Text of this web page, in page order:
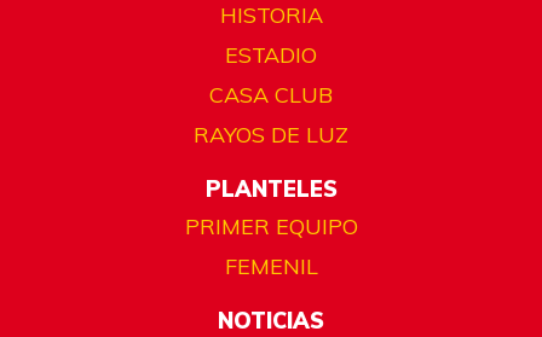
HISTORIA
ESTADIO
CASA CLUB
RAYOS DE LUZ
PLANTELES
PRIMER EQUIPO
FEMENIL
NOTICIAS